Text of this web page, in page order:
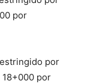
por
por
18+000 por